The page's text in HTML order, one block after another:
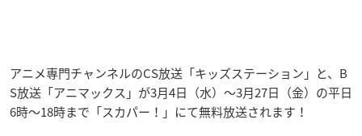
アニメ専門チャンネルのCS放送「キッズステーション」と、B
S放送「アニマックス」が3月4日（水）〜3月27日（金）の平日
6時〜18時まで「スカパー！」にて無料放送されます！